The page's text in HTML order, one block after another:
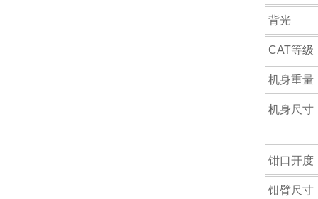
背光
CAT等级
机身重量
机身尺寸
钳口开度
钳臂尺寸